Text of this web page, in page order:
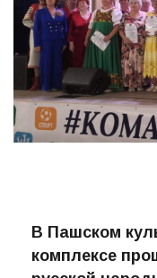
В Пашском
комплексе